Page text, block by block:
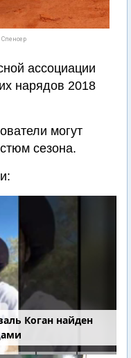
ассоциации
нарядов 2018
могут
сезона.
Коган найден